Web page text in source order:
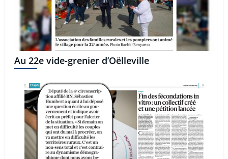
Au 22e vide-grenier d’Oëlleville